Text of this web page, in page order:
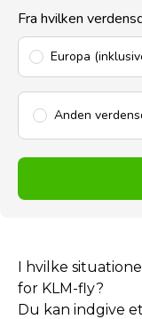
Fra hvilken
Europa
Anden
I hvilke
for KLM-fly?
Du kan indgive